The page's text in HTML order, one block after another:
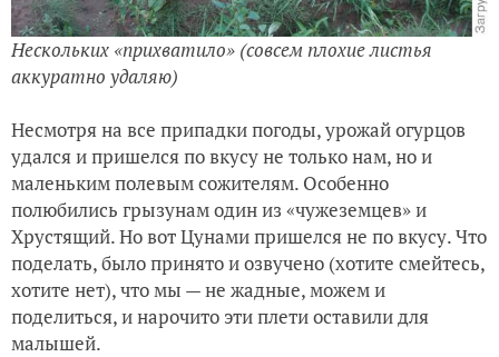
Нескольких «прихватило» (совсем плохие листья
аккуратно удаляю)
Несмотря на все припадки погоды, урожай огурцов
удался и пришелся по вкусу не только нам, но и
маленьким полевым сожителям. Особенно
полюбились грызунам один из «чужеземцев» и
Хрустящий. Но вот Цунами пришелся не по вкусу. Что
поделать, было принято и озвучено (хотите смейтесь,
хотите нет), что мы — не жадные, можем и
поделиться, и нарочито эти плети оставили для
малышей.